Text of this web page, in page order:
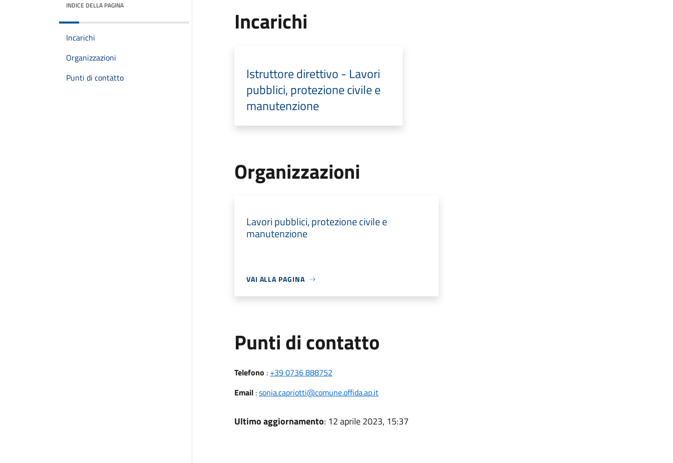
INDICE DELLA PAGINA
Incarichi
Organizzazioni
Punti di contatto
Incarichi
Istruttore direttivo - Lavori
pubblici, protezione civile e
manutenzione
Organizzazioni
Lavori pubblici, protezione civile e
manutenzione
VAI ALLA PAGINA
Punti di contatto
Telefono : +39 0736 888752
Email:sonia.capriotti@comune.offida.ap.it
Ultimo aggiornamento: 12 aprile 2023, 15:37